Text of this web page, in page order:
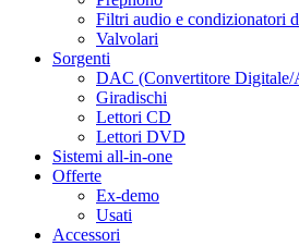
Filtri audio e condizionatori
Valvolari
Sorgenti
DAC (Convertitore Digitale/
Giradischi
Lettori CD
Lettori DVD
Sistemi all-in-one
Offerte
Ex-demo
Usati
Accessori